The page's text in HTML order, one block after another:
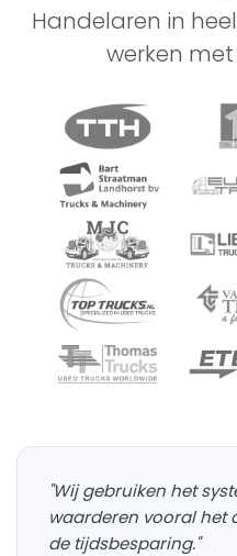
Handelaren in
werken met
"Wij gebruiken het
waarderen vooral het
de tijdsbesparing."